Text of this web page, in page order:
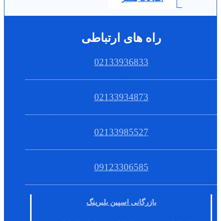
راه های ارتباطی
02133936833
02133934873
02133985527
09123306585
بازرگانی اسپین بلبرینگ